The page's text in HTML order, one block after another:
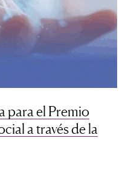
para el Premio
a través de la